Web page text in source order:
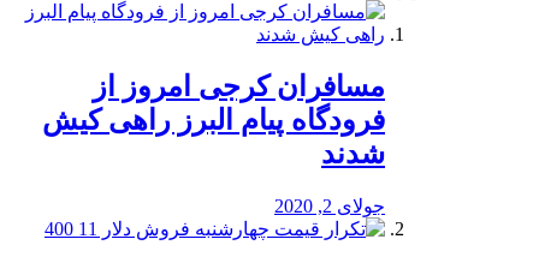
مسافران کرجی امروز از
فرودگاه پیام البرز راهی کیش
شدند
جولای 2, 2020